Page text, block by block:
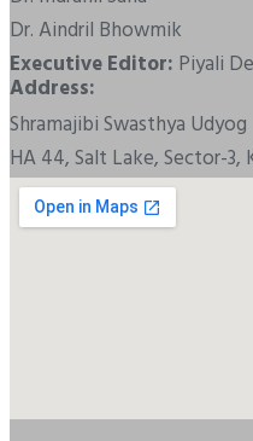
Dr. Aindril Bhowmik
Executive Editor: Piyali
Address:
Shramajibi Swasthya Udyog
HA 44, Salt Lake, Sector-